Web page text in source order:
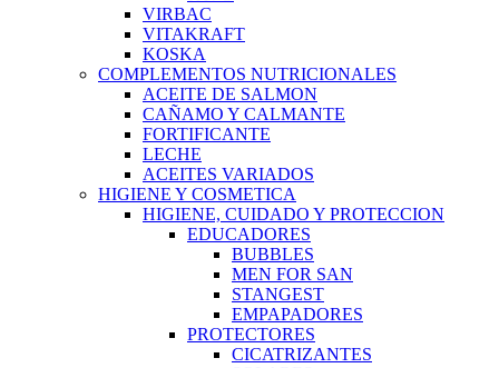
VIRBAC
VITAKRAFT
KOSKA
COMPLEMENTOS NUTRICIONALES
ACEITE DE SALMON
CAÑAMO Y CALMANTE
FORTIFICANTE
LECHE
ACEITES VARIADOS
HIGIENE Y COSMETICA
HIGIENE, CUIDADO Y PROTECCION
EDUCADORES
BUBBLES
MEN FOR SAN
STANGEST
EMPAPADORES
PROTECTORES
CICATRIZANTES